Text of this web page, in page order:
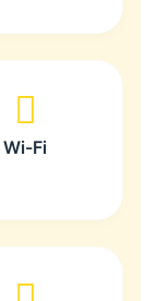
Wi-Fi